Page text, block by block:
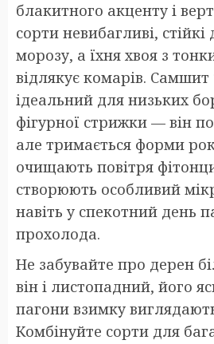
блакитного акценту і
сорти невибагливі, стійкі
морозу, а їхня хвоя з
відлякує комарів. Самшит
ідеальний для низьких
фігурної стрижки — він
але тримається форми
очищають повітря
створюють особливий
навіть у спекотний день
прохолода.
Не забувайте про дерен
він і листопадний, його
пагони взимку
Комбінуйте сорти для